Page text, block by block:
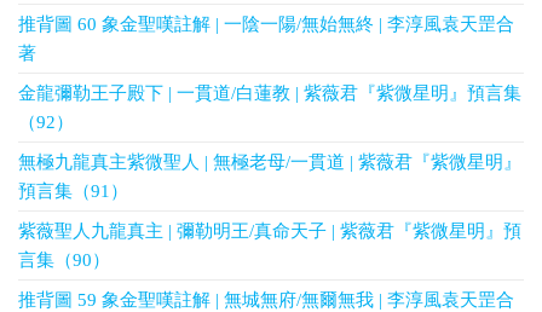
推背圖 60 象金聖嘆註解 | 一陰一陽/無始無終 | 李淳風袁天罡合
著
金龍彌勒王子殿下 | 一貫道/白蓮教 | 紫薇君『紫微星明』預言集
（92）
無極九龍真主紫微聖人 | 無極老母/一貫道 | 紫薇君『紫微星明』
預言集（91）
紫薇聖人九龍真主 | 彌勒明王/真命天子 | 紫薇君『紫微星明』預
言集（90）
推背圖 59 象金聖嘆註解 | 無城無府/無爾無我 | 李淳風袁天罡合